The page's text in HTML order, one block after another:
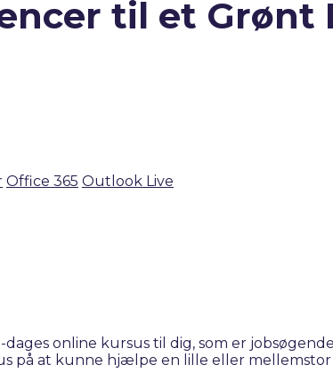
til et Grønt
Office 365 Outlook Live
online kursus til dig, som er
at kunne hjælpe en lille eller mellemstor